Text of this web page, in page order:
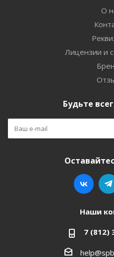
О
Лицензии и
Будьте
Наши
7 (812)